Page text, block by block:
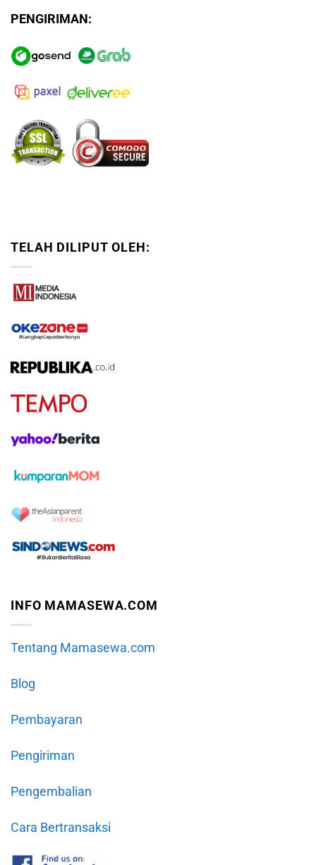
PENGIRIMAN:
TELAH DILIPUT OLEH:
INFO MAMASEWA.COM
Tentang Mamasewa.com
Blog
Pembayaran
Pengiriman
Pengembalian
Cara Bertransaksi